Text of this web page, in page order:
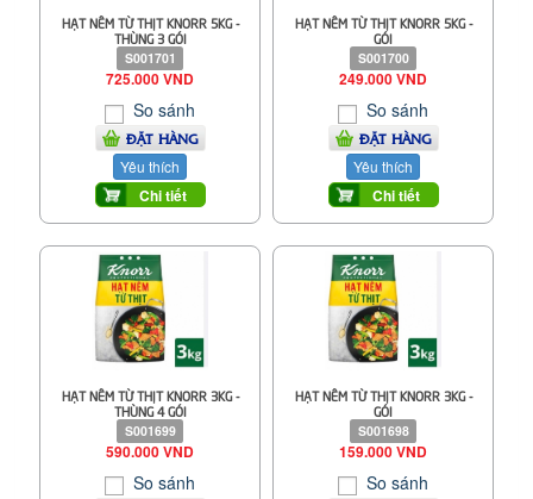
HẠT NÊM TỪ THỊT KNORR 5KG -
THÙNG 3 GÓI
S001701
725.000 VND
So sánh
ĐẶT HÀNG
Yêu thích
Chi tiết
HẠT NÊM TỪ THỊT KNORR 5KG -
GÓI
S001700
249.000 VND
So sánh
ĐẶT HÀNG
Yêu thích
Chi tiết
HẠT NÊM TỪ THỊT KNORR 3KG -
THÙNG 4 GÓI
S001699
590.000 VND
So sánh
HẠT NÊM TỪ THỊT KNORR 3KG -
GÓI
S001698
159.000 VND
So sánh